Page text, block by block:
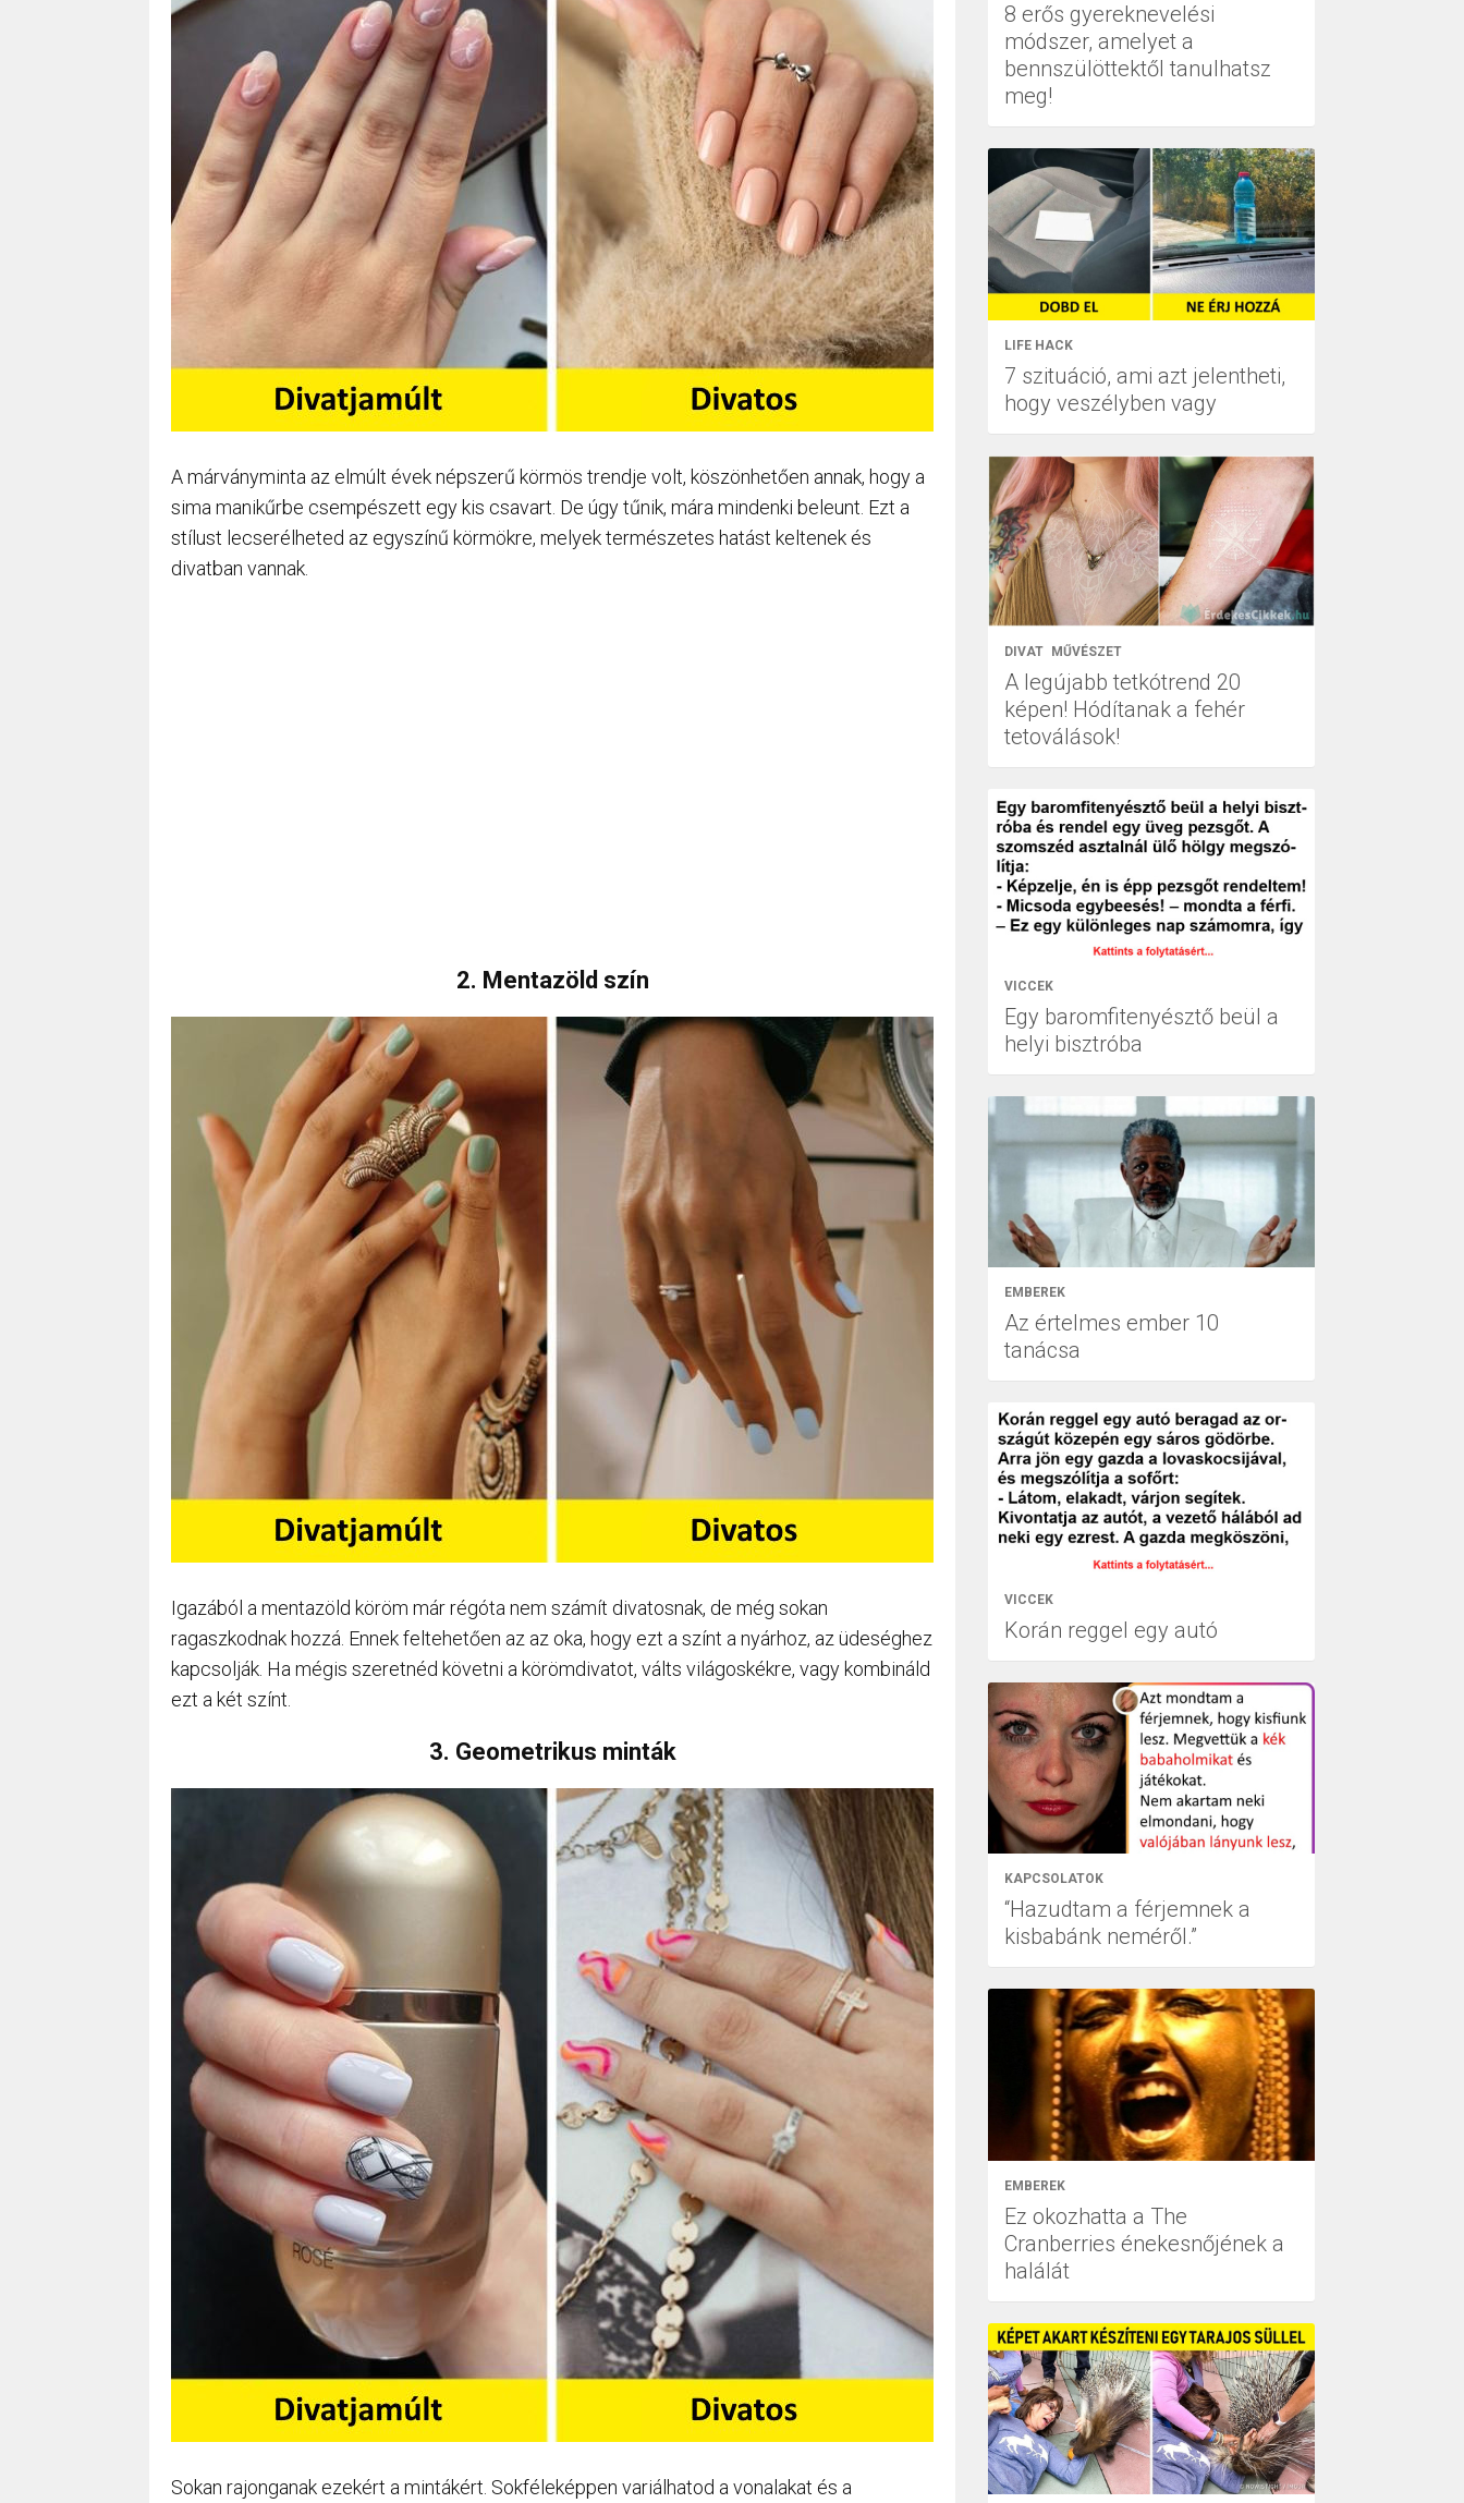
A márványminta az elmúlt évek népszerű körmös trendje volt, köszönhetően annak, hogy a
sima manikűrbe csempészett egy kis csavart. De úgy tűnik, mára mindenki beleunt. Ezt a
stílust lecserélheted az egyszínű körmökre, melyek természetes hatást keltenek és
divatban vannak.
2. Mentazöld szín
Igazából a mentazöld köröm már régóta nem számít divatosnak, de még sokan
ragaszkodnak hozzá. Ennek feltehetően az az oka, hogy ezt a színt a nyárhoz, az üdeséghez
kapcsolják. Ha mégis szeretnéd követni a körömdivatot, válts világoskékre, vagy kombináld
ezt a két színt.
3. Geometrikus minták
Sokan rajonganak ezekért a mintákért. Sokféleképpen variálhatod a vonalakat és a
8 erős gyereknevelési
módszer, amelyet a
bennszülöttektől tanulhatsz
meg!
LIFE HACK
7 szituáció, ami azt jelentheti,
hogy veszélyben vagy
DIVAT MŰVÉSZET
A legújabb tetkótrend 20
képen! Hódítanak a fehér
tetoválások!
VICCEK
Egy baromfitenyésztő beül a
helyi bisztróba
EMBEREK
Az értelmes ember 10
tanácsa
VICCEK
Korán reggel egy autó
KAPCSOLATOK
“Hazudtam a férjemnek a
kisbabánk neméről.”
EMBEREK
Ez okozhatta a The
Cranberries énekesnőjének a
halálát